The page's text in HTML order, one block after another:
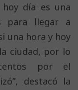
día es una
para llegar a
una hora y hoy
ciudad, por lo
por el
destacó la